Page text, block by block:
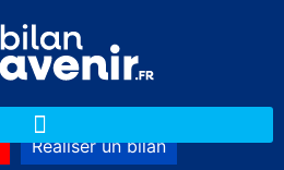
Réaliser un bilan